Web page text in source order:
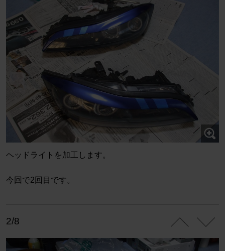
ヘッドライトを加工します。
今回で2回目です。
2/8